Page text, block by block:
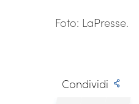
Foto: LaPresse.
Condividi